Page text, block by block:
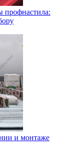
профнастила:
и монтаже